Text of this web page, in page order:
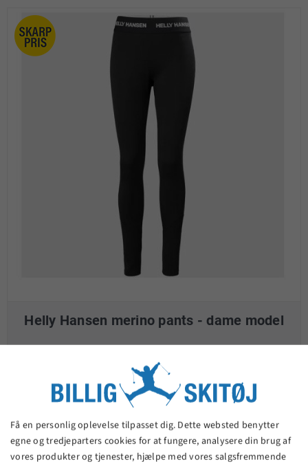
Helly Hansen merino pants - dame model
510,00 kr.
VIS PRODUKT
Få en personlig oplevelse tilpasset dig. Dette websted benytter
egne og tredjeparters cookies for at fungere, analysere din brug af
vores produkter og tjenester, hjælpe med vores salgsfremmende